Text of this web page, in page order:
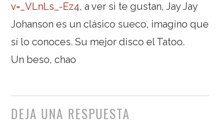
v=_VLnLs_-Ez4, a ver si te gustan, Jay Jay
Johanson es un clásico sueco, imagino que
sí lo conoces. Su mejor disco el Tatoo.
Un beso, chao
DEJA UNA RESPUESTA